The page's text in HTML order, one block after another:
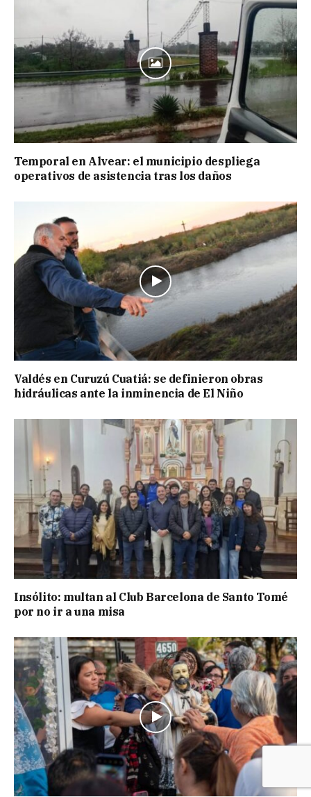
Temporal en Alvear: el municipio despliega
operativos de asistencia tras los daños
Valdés en Curuzú Cuatiá: se definieron obras
hidráulicas ante la inminencia de El Niño
Insólito: multan al Club Barcelona de Santo Tomé
por no ir a una misa